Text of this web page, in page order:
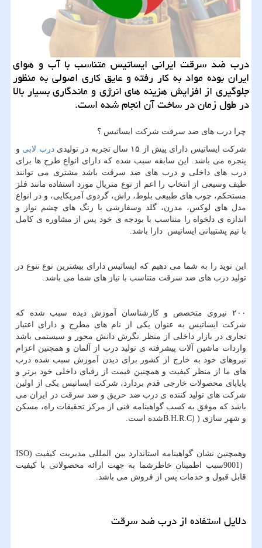
درب ضد سرقت ایرانی ایساتیس متناسب با آب و هوای
ایران بوده مواد به كار رفته و عایق كاری اصولی به منظور
جلوگیری از افزایش هزینه های انرژی و ماندگاری بسیار بالا
در طول زمان در ساخت آن انجام شده است.
چرا درب های ضد سرقت شرکت ایساتیس ؟
شرکت ایساتیس دارای پیش از ۱۵ سال تجربه در تولیدی
درب لابی و
پنجره می باشد. این سابقه سبب شده که دارای انواع طرح ها برای
درب های داخلی و درب های ضد سرقت باشد مشتری می توانند
طیف وسیعی از انتخاب را اعم از نوع متریال مورد استفاده مانند فلز
مستحکم، چوب های طبیعی بلوط، راش، گردوی آمریکایی، و در انواع
مدل های لوکس، مدرن، گلد وسفارشی با رنگ های چشم نواز و
اندازه ی دلخواه را متناسب با بودجه ی خود پس از مشاوره ی کامل
با تیم پشتیبانی ایساتیس دارا باشد.
این نوید را به شما می دهیم که ایساتیس دارای بیشترین نوع تنوع در
تولید درب های ضد سرقت متناسب با نیاز های شما می باشد.
۲۰۰ نیروی متخصص و کارشناسان آموزش دیده سبب شده که
شرکت ایساتیس به عنوان یکی از نام های مطرح و دارای اعتبار
تجاری در بازار داخلی از منظر نگرش دانش محور و سیستمی باشد
واردات ماشین آلات پیشرفته ی تولید درب از آلمان و همچنین اعزام
نیروهای خود به خارج از کشور برای دیدن آموزش سبب شده درب
های ما از منظر کیفیت و همچنین قیمت از رقبای داخلی خود برتر و
پایاپای محصولات خارجی قدم بردارد، شرکت ایساتیس یکی از اولین
شرکت های تولید کننده ی درب ضد حریق و ضد سرقت در ایران می
باشد که موفق به کسب گواهینامه فنی از مرکز تحقیقات راه، مسکن
و شهر سازی ( B.H.R.C)شده است.
وهمچنین نشان گواهینامه استاندارد بین المللی مدیریت کیفیت (ISO
9001)سبب اطمینان خاطرشما به جهت ارائه محصولاتی با کیفیت
قابل قبول و خدمات پس از فروش می باشد.
دلایل استفاده از درب ضد سرقت